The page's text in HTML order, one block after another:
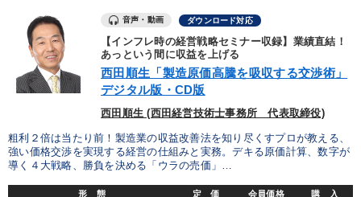
一流人 思考法 企業文化 金利 教育 仕組み
営業力強化
※「更新」を押すと「タグ・キーワード」を更新いただけます。
音声・動画 ダウンロード対応
【インフレ時の経営戦略セミナー収録】業績直結！
あっという間に収益を上げる
西田順生「製造原価高騰を吸収する交渉術」
デジタル版・CD版
西田順生 (西田経営技術士事務所 代表取締役)
粗利２倍は当たり前！製造業の収益改善法を知り尽くすプロが教える、
強い価格交渉を実現する経営の仕組みと実務。デキる原価計算、数字が
導く４大戦略、勝負を決める「ウラの売価」…
形 態 定 価 会員価格 購 入